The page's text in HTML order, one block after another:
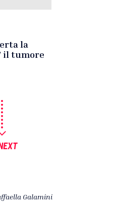
la
il tumore
Galamini